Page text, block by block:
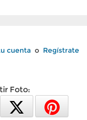
cuenta o Regístrate
Foto: